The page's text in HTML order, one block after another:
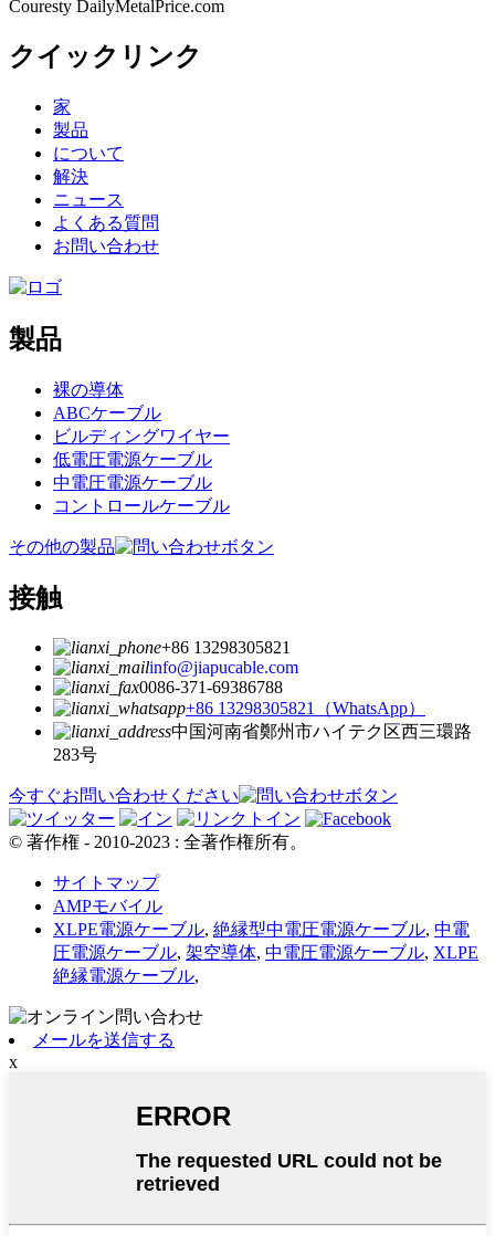
Couresty DailyMetalPrice.com
クイックリンク
家
製品
について
解決
ニュース
よくある質問
お問い合わせ
製品
裸の導体
ABCケーブル
ビルディングワイヤー
低電圧電源ケーブル
中電圧電源ケーブル
コントロールケーブル
その他の製品
接触
+86 13298305821
info@jiapucable.com
0086-371-69386788
+86 13298305821（WhatsApp）
中国河南省鄭州市ハイテク区西三環路
283号
今すぐお問い合わせください
© 著作権 - 2010-2023 : 全著作権所有。
サイトマップ
AMPモバイル
XLPE電源ケーブル, 絶縁型中電圧電源ケーブル, 中電
圧電源ケーブル, 架空導体, 中電圧電源ケーブル, XLPE
絶縁電源ケーブル,
メールを送信する
x